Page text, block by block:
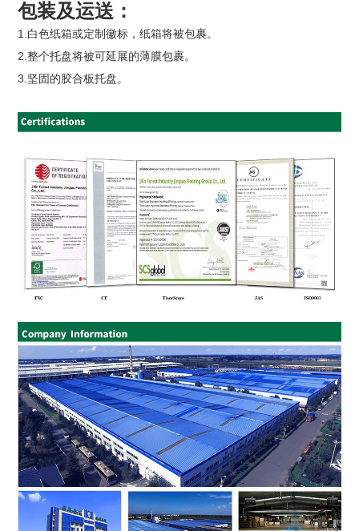
包装及运送：
1.白色纸箱或定制徽标，纸箱将被包裹。
2.整个托盘将被可延展的薄膜包裹。
3.坚固的胶合板托盘。